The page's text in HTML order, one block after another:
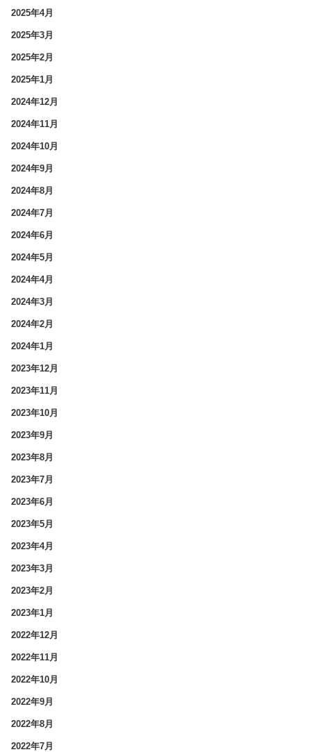
2025年4月
2025年3月
2025年2月
2025年1月
2024年12月
2024年11月
2024年10月
2024年9月
2024年8月
2024年7月
2024年6月
2024年5月
2024年4月
2024年3月
2024年2月
2024年1月
2023年12月
2023年11月
2023年10月
2023年9月
2023年8月
2023年7月
2023年6月
2023年5月
2023年4月
2023年3月
2023年2月
2023年1月
2022年12月
2022年11月
2022年10月
2022年9月
2022年8月
2022年7月